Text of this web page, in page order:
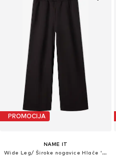
PROMOCIJA
NAME IT
Wide Leg/ Široke nogavice Hlače 'NKFNalinna'